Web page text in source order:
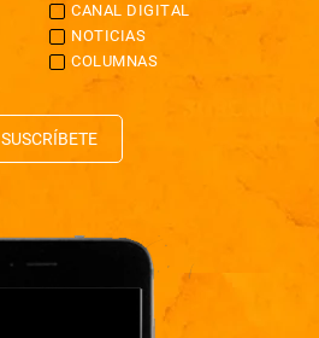
CANAL DIGITAL
NOTICIAS
COLUMNAS
SUSCRÍBETE